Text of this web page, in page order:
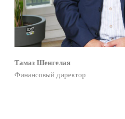
Тамаз Шенгелая
Финансовый директор